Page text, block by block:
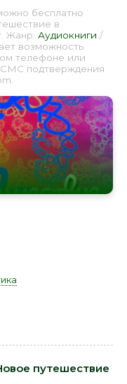
бесплатно
в
Жанр: Аудиокниги /
возможность
телефоне или
СМС подтверждения
путешествие